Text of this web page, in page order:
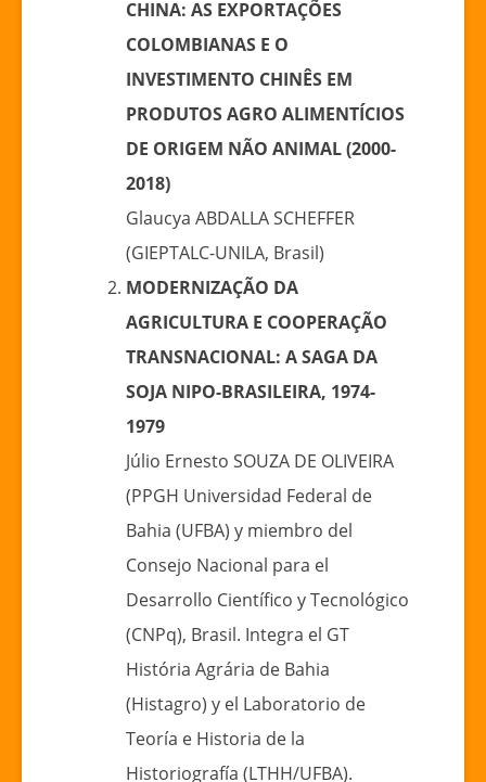
CHINA: AS EXPORTAÇÕES
COLOMBIANAS E O
INVESTIMENTO CHINÊS EM
PRODUTOS AGRO ALIMENTÍCIOS
DE ORIGEM NÃO ANIMAL (2000-
2018)
Glaucya ABDALLA SCHEFFER
(GIEPTALC-UNILA, Brasil)
MODERNIZAÇÃO DA
AGRICULTURA E COOPERAÇÃO
TRANSNACIONAL: A SAGA DA
SOJA NIPO-BRASILEIRA, 1974-
1979
Júlio Ernesto SOUZA DE OLIVEIRA
(PPGH Universidad Federal de
Bahia (UFBA) y miembro del
Consejo Nacional para el
Desarrollo Científico y Tecnológico
(CNPq), Brasil. Integra el GT
História Agrária de Bahia
(Histagro) y el Laboratorio de
Teoría e Historia de la
Historiografía (LTHH/UFBA).